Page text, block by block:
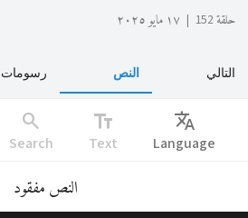
حلقة 152 | ١٧ مايو ٢٠٢٥
التالي النص رسومات
Translate
Language
text_fields
Text
search
Search
النص مفقود